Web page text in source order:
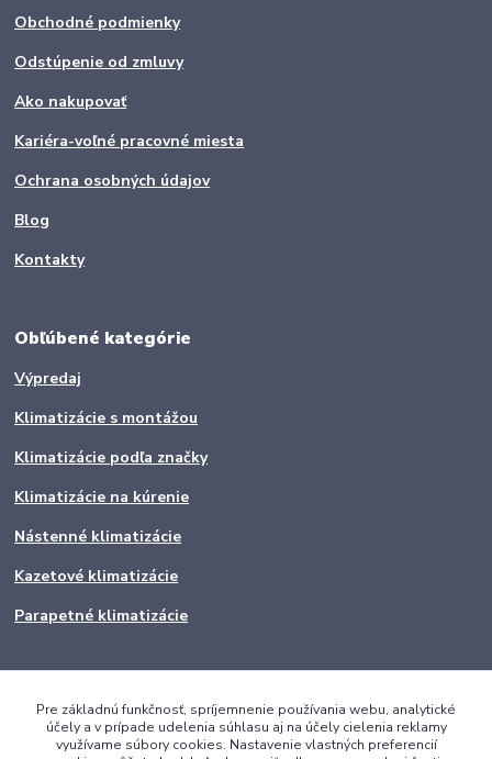
Obchodné podmienky
Odstúpenie od zmluvy
Ako nakupovať
Kariéra-voľné pracovné miesta
Ochrana osobných údajov
Blog
Kontakty
Obľúbené kategórie
Výpredaj
Klimatizácie s montážou
Klimatizácie podľa značky
Klimatizácie na kúrenie
Nástenné klimatizácie
Kazetové klimatizácie
Parapetné klimatizácie
Pre základnú funkčnosť, spríjemnenie používania webu, analytické
účely a v prípade udelenia súhlasu aj na účely cielenia reklamy
využívame súbory cookies. Nastavenie vlastných preferencií